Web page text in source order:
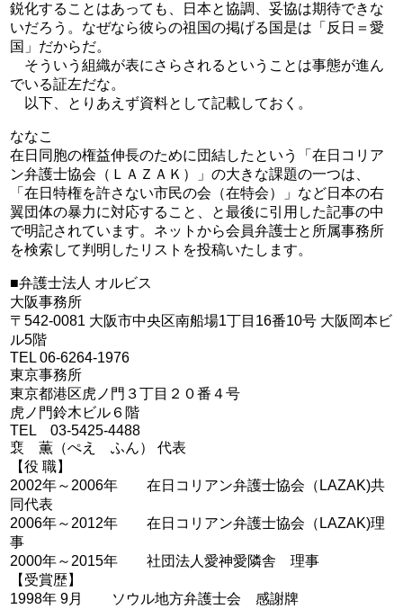
鋭化することはあっても、日本と協調、妥協は期待できな
いだろう。なぜなら彼らの祖国の掲げる国是は「反日＝愛
国」だからだ。
そういう組織が表にさらされるということは事態が進ん
でいる証左だな。
以下、とりあえず資料として記載しておく。
ななこ
在日同胞の権益伸長のために団結したという「在日コリア
ン弁護士協会（ＬＡＺＡＫ）」の大きな課題の一つは、
「在日特権を許さない市民の会（在特会）」など日本の右
翼団体の暴力に対応すること、と最後に引用した記事の中
で明記されています。ネットから会員弁護士と所属事務所
を検索して判明したリストを投稿いたします。
■弁護士法人 オルビス
大阪事務所
〒542-0081 大阪市中央区南船場1丁目16番10号 大阪岡本ビ
ル5階
TEL 06-6264-1976
東京事務所
東京都港区虎ノ門３丁目２０番４号
虎ノ門鈴木ビル６階
TEL 03-5425-4488
裵 薫（ぺえ ふん） 代表
【役 職】
2002年～2006年 在日コリアン弁護士協会（LAZAK)共
同代表
2006年～2012年 在日コリアン弁護士協会（LAZAK)理
事
2000年～2015年 社団法人愛神愛隣舎 理事
【受賞歴】
1998年 9月 ソウル地方弁護士会 感謝牌